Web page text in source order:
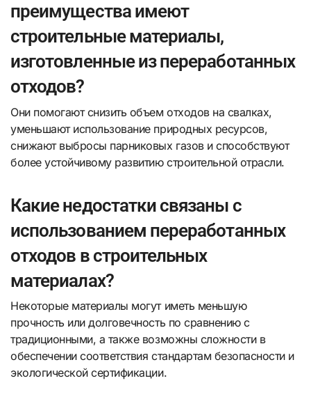
преимущества имеют
строительные материалы,
изготовленные из переработанных
отходов?
Они помогают снизить объем отходов на свалках,
уменьшают использование природных ресурсов,
снижают выбросы парниковых газов и способствуют
более устойчивому развитию строительной отрасли.
Какие недостатки связаны с
использованием переработанных
отходов в строительных
материалах?
Некоторые материалы могут иметь меньшую
прочность или долговечность по сравнению с
традиционными, а также возможны сложности в
обеспечении соответствия стандартам безопасности и
экологической сертификации.